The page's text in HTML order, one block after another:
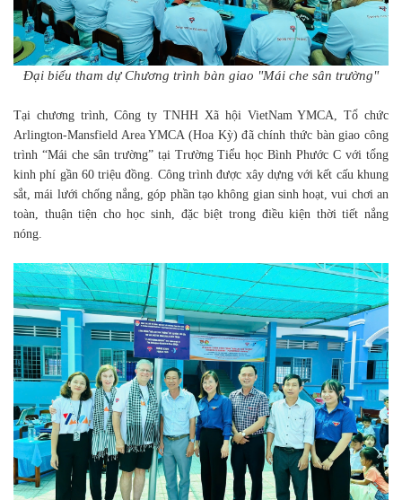
Đại biểu tham dự Chương trình bàn giao "Mái che sân trường"
Tại chương trình, Công ty TNHH Xã hội VietNam YMCA, Tổ chức
Arlington-Mansfield Area YMCA (Hoa Kỳ) đã chính thức bàn giao công
trình “Mái che sân trường” tại Trường Tiểu học Bình Phước C với tổng
kinh phí gần 60 triệu đồng. Công trình được xây dựng với kết cấu khung
sắt, mái lưới chống nắng, góp phần tạo không gian sinh hoạt, vui chơi an
toàn, thuận tiện cho học sinh, đặc biệt trong điều kiện thời tiết nắng
nóng.